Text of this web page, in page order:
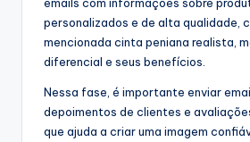
personalizados e de alta qualidade,
mencionada cinta peniana realista,
diferencial e seus benefícios.
Nessa fase, é importante enviar
depoimentos de clientes e
que ajuda a criar uma imagem